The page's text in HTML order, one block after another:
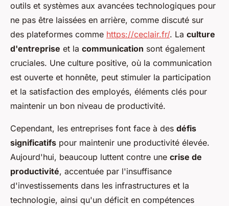
outils et systèmes aux avancées technologiques pour
ne pas être laissées en arrière, comme discuté sur
des plateformes comme https://ceclair.fr/. La culture
d'entreprise et la communication sont également
cruciales. Une culture positive, où la communication
est ouverte et honnête, peut stimuler la participation
et la satisfaction des employés, éléments clés pour
maintenir un bon niveau de productivité.
Cependant, les entreprises font face à des défis
significatifs pour maintenir une productivité élevée.
Aujourd'hui, beaucoup luttent contre une crise de
productivité, accentuée par l'insuffisance
d'investissements dans les infrastructures et la
technologie, ainsi qu'un déficit en compétences